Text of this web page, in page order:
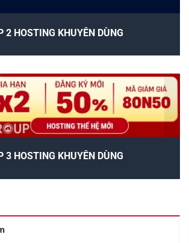
2 HOSTING KHUYÊN DÙNG
3 HOSTING KHUYÊN DÙNG